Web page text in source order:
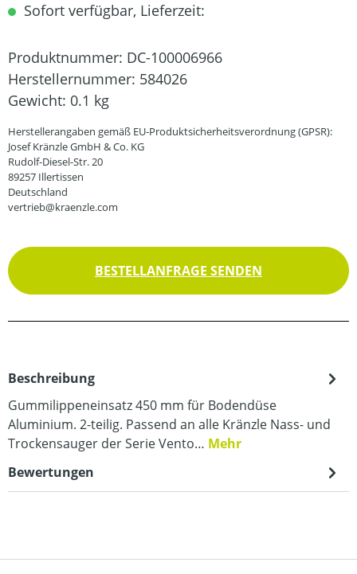
Sofort verfügbar, Lieferzeit:
Produktnummer: DC-100006966
Herstellernummer: 584026
Gewicht: 0.1 kg
Herstellerangaben gemäß EU-Produktsicherheitsverordnung (GPSR):
Josef Kränzle GmbH & Co. KG
Rudolf-Diesel-Str. 20
89257 Illertissen
Deutschland
vertrieb@kraenzle.com
BESTELLANFRAGE SENDEN
Beschreibung
Gummilippeneinsatz 450 mm für Bodendüse
Aluminium. 2-teilig. Passend an alle Kränzle Nass- und
Trockensauger der Serie Vento… Mehr
Bewertungen